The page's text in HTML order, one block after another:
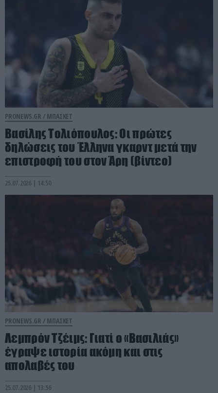
PRONEWS.GR / ΜΠΑΣΚΕΤ
Βασίλης Τολιόπουλος: Οι πρώτες
δηλώσεις του Έλληνα γκαρντ μετά την
επιστροφή του στον Άρη (βίντεο)
25.07.2026 | 14:50
PRONEWS.GR / ΜΠΑΣΚΕΤ
Λεμπρόν Τζέιμς: Γιατί ο «Βασιλιάς»
έγραψε ιστορία ακόμη και στις
απολαβές του
25.07.2026 | 13:56